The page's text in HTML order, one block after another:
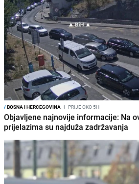
/BOSNA I HERCEGOVINA I PRIJE OKO 5H
Objavljene najnovije informacije: Na
prijelazima su najduža zadržavanja